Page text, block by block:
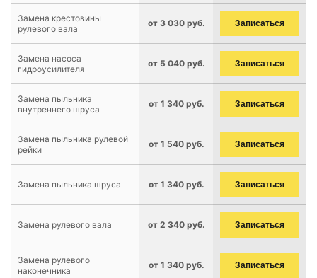
Замена крестовины
рулевого вала
от 3 030 руб. Записаться
Замена насоса
гидроусилителя
от 5 040 руб. Записаться
Замена пыльника
внутреннего шруса
от 1 340 руб. Записаться
Замена пыльника рулевой
рейки
от 1 540 руб. Записаться
Замена пыльника шруса от 1 340 руб. Записаться
Замена рулевого вала от 2 340 руб. Записаться
Замена рулевого
наконечника
от 1 340 руб. Записаться